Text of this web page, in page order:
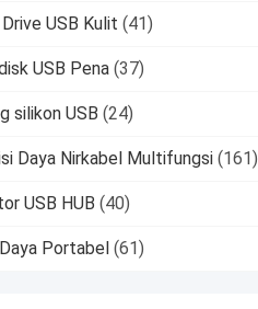
Drive USB Kulit (41)
USB Pena (37)
silikon USB (24)
Daya Nirkabel Multifungsi (161)
USB HUB (40)
Portabel (61)